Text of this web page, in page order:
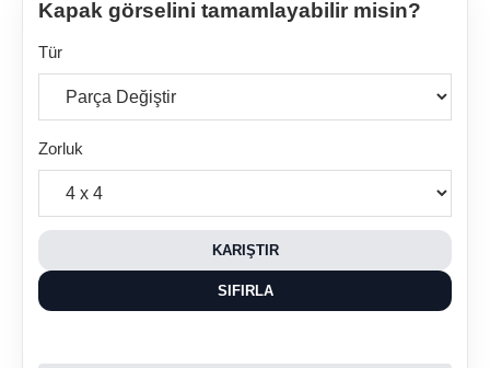
Kapak görselini tamamlayabilir misin?
Tür
Zorluk
KARIŞTIR
SIFIRLA